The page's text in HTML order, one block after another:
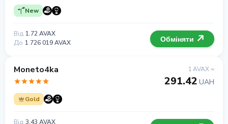
New
Від 1.72 AVAX
До 1 726 019 AVAX Обміняти
Moneto4ka
Gold
1 AVAX =
291.42 UAH
Від 3.43 AVAX